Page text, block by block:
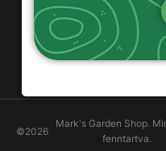
©2026
Mark's Garden Shop.
fenntartva.